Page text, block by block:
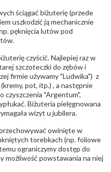
zawierają nikiel
ściągać biżuterię (przede
uszkodzić ją mechanicznie
pęknięcia lutów pod
czyścić. Najlepiej raz w
szczoteczki do zębów i
firmie używamy "Ludwika") z
pot, itp.) , a następnie
czyszczenia "Argentum",
Biżuteria pielęgnowana
wizyt u jubilera.
owinięte w
torebkach (np. foliowe
ograniczymy dostęp do
możliwość powstawania na niej